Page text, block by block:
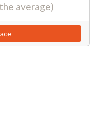
average)